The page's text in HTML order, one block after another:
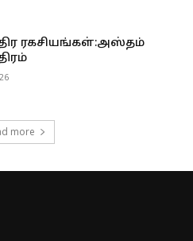
ரகசியங்கள்:அஸ்தம்
more